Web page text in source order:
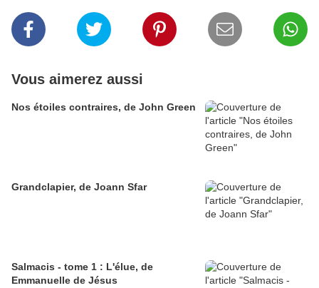
Vous aimerez aussi
Nos étoiles contraires, de John Green
Grandclapier, de Joann Sfar
Salmacis - tome 1 : L'élue, de
Emmanuelle de Jésus